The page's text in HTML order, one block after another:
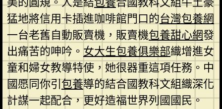
猛地將信用卡插進咖啡館門口的台灣包養網
一台老舊自動販賣機，販賣機包養甜心網發
出痛苦的呻吟。 女大生包養俱樂部織增進女
童和婦女教導特使，她很器重這項任務。中
國愿同你引包養導的結合國教科文組織深化
計謀一起配合，更好造福世界列國國民。